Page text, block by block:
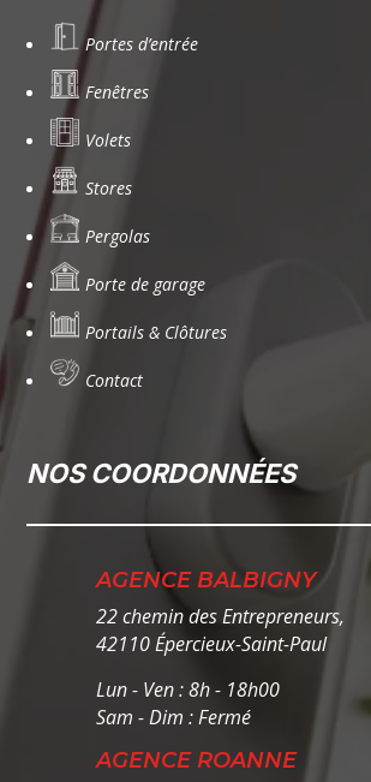
Portes d’entrée
Fenêtres
Volets
Stores
Pergolas
Porte de garage
Portails & Clôtures
Contact
NOS COORDONNÉES
AGENCE BALBIGNY
22 chemin des Entrepreneurs,
42110 Épercieux-Saint-Paul
Lun - Ven : 8h - 18h00
Sam - Dim : Fermé
AGENCE ROANNE